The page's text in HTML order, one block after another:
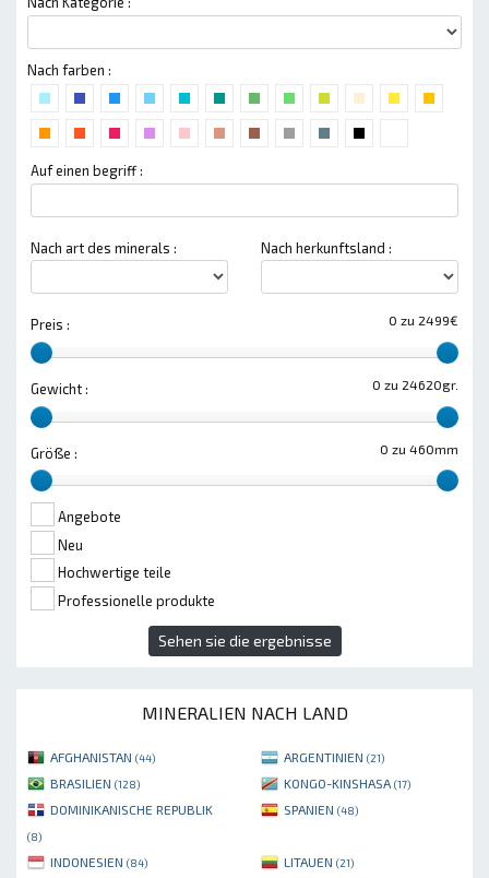
Nach farben :
Auf einen begriff :
Nach art des minerals : Nach herkunftsland :
0 zu 2499€
Preis :
0 zu 24620gr.
Gewicht :
0 zu 460mm
Größe :
Angebote
Neu
Hochwertige teile
Professionelle produkte
Sehen sie die ergebnisse
MINERALIEN NACH LAND
AFGHANISTAN (44) ARGENTINIEN (21)
BRASILIEN (128) KONGO-KINSHASA (17)
DOMINIKANISCHE REPUBLIK
(8)
SPANIEN (48)
INDONESIEN (84) LITAUEN (21)